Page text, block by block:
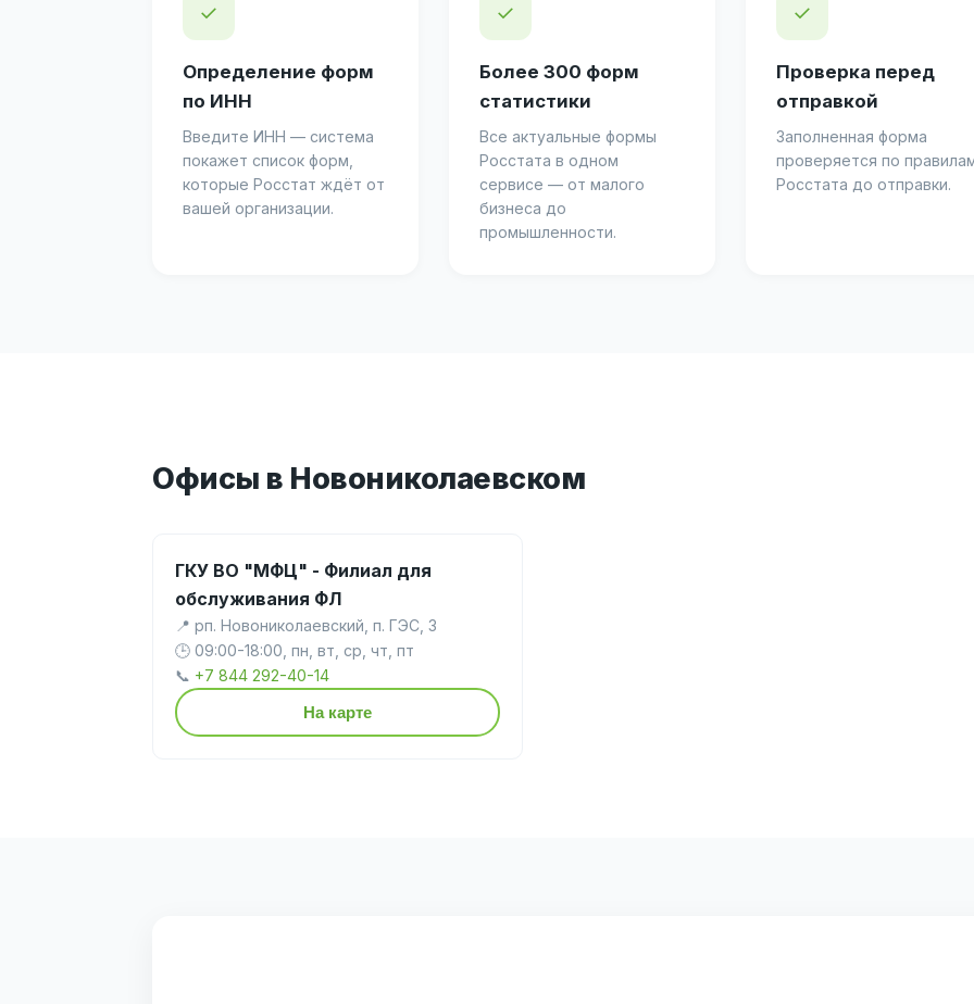
✓
Определение форм
по ИНН
Введите ИНН — система
покажет список форм,
которые Росстат ждёт от
вашей организации.
✓
Более 300 форм
статистики
Все актуальные формы
Росстата в одном
сервисе — от малого
бизнеса до
промышленности.
✓
Проверка перед
отправкой
Заполненная форма
проверяется по
Росстата до отправки.
Офисы в Новониколаевском
ГКУ ВО "МФЦ" - Филиал для
обслуживания ФЛ
📍 рп. Новониколаевский, п. ГЭС, 3
🕒 09:00-18:00, пн, вт, ср, чт, пт
📞 +7 844 292-40-14
На карте